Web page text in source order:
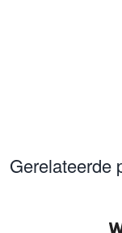
Gerelateerde